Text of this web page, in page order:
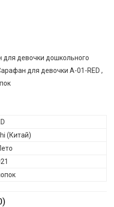
девочки дошкольного
для девочки A-01-RED ,
(Китай)